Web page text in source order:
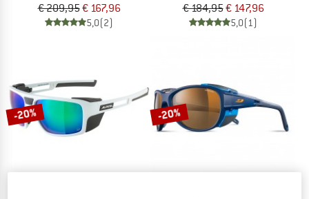
€ 209,95€ 167,96
5,0(2)
€ 184,95€ 147,96
5,0(1)
-20% -20%